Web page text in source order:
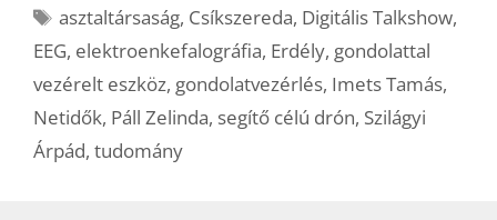
Címkék
asztaltársaság, Csíkszereda, Digitális Talkshow,
EEG, elektroenkefalográfia, Erdély, gondolattal
vezérelt eszköz, gondolatvezérlés, Imets Tamás,
Netidők, Páll Zelinda, segítő célú drón, Szilágyi
Árpád, tudomány